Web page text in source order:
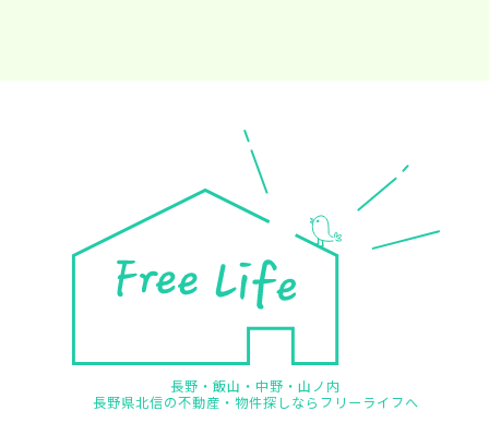
長野・飯山・中野・山ノ内
長野県北信の不動産・物件探しならフリーライフへ